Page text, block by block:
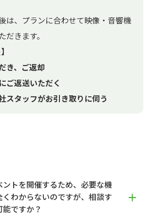
は、プランに合わせて映像・音響機
だきます。
き、ご返却
ご返送いただく
スタッフがお引き取りに伺う
ントを開催するため、必要な機
わからないのですが、相談す
ですか？